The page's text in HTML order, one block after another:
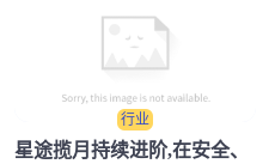
行业
星途揽月持续进阶,在安全、